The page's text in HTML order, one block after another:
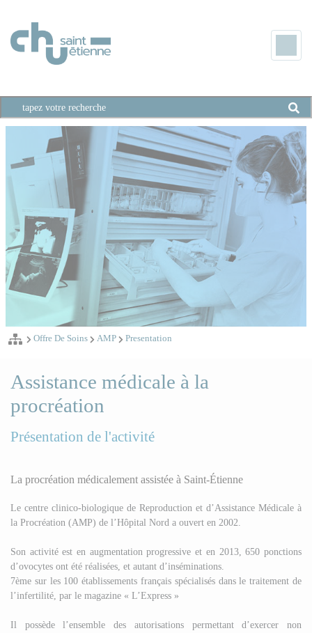
Offre De Soins AMP Presentation
Assistance médicale à la
procréation
Présentation de l'activité
La procréation médicalement assistée à Saint-Étienne
Le centre clinico-biologique de Reproduction et d’Assistance Médicale à
la Procréation (AMP) de l’Hôpital Nord a ouvert en 2002.
Son activité est en augmentation progressive et en 2013, 650 ponctions
d’ovocytes ont été réalisées, et autant d’inséminations.
7ème sur les 100 établissements français spécialisés dans le traitement de
l’infertilité, par le magazine « L’Express »
Il possède l’ensemble des autorisations permettant d’exercer non